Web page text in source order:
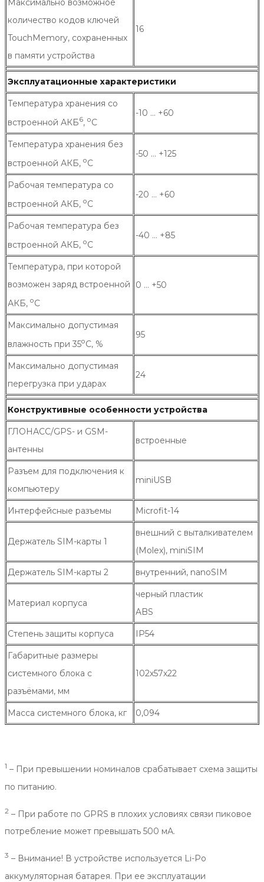
Максимально возможное
количество кодов ключей
TouchMemory, сохраненных
в памяти устройства
16
Эксплуатационные характеристики
Температура хранения со
встроенной АКБ6, оC
-10 … +60
Температура хранения без
встроенной АКБ, оC
-50 … +125
Рабочая температура со
встроенной АКБ, оC
-20 … +60
Рабочая температура без
встроенной АКБ, оC
-40 … +85
Температура, при которой
возможен заряд встроенной
АКБ, оC
0 … +50
Максимально допустимая
влажность при 35оС, %
95
Максимально допустимая
перегрузка при ударах
24
Конструктивные особенности устройства
ГЛОНАСС/GPS- и GSM-
антенны
встроенные
Разъем для подключения к
компьютеру
miniUSB
Интерфейсные разъемы Microfit-14
Держатель SIM-карты 1
внешний с выталкивателем
(Molex), miniSIM
Держатель SIM-карты 2 внутренний, nanoSIM
Материал корпуса
черный пластик
ABS
Степень защиты корпуса IP54
Габаритные размеры
системного блока с
разъёмами, мм
102х57х22
Масса системного блока, кг 0,094
1 – При превышении номиналов срабатывает схема защиты
по питанию.
2 – При работе по GPRS в плохих условиях связи пиковое
потребление может превышать 500 мА.
3 – Внимание! В устройстве используется Li-Po
аккумуляторная батарея. При ее эксплуатации